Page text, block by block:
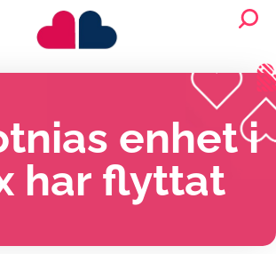
enhet i
har flyttat